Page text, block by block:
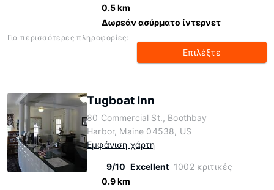
0.5 km
Δωρεάν ασύρματο ίντερνετ
Για περισσότερες πληροφορίες:
Επιλέξτε
Tugboat Inn
80 Commercial St., Boothbay
Harbor, Maine 04538, US
Εμφάνιση χάρτη
9/10 Excellent 1002 κριτικές
0.9 km